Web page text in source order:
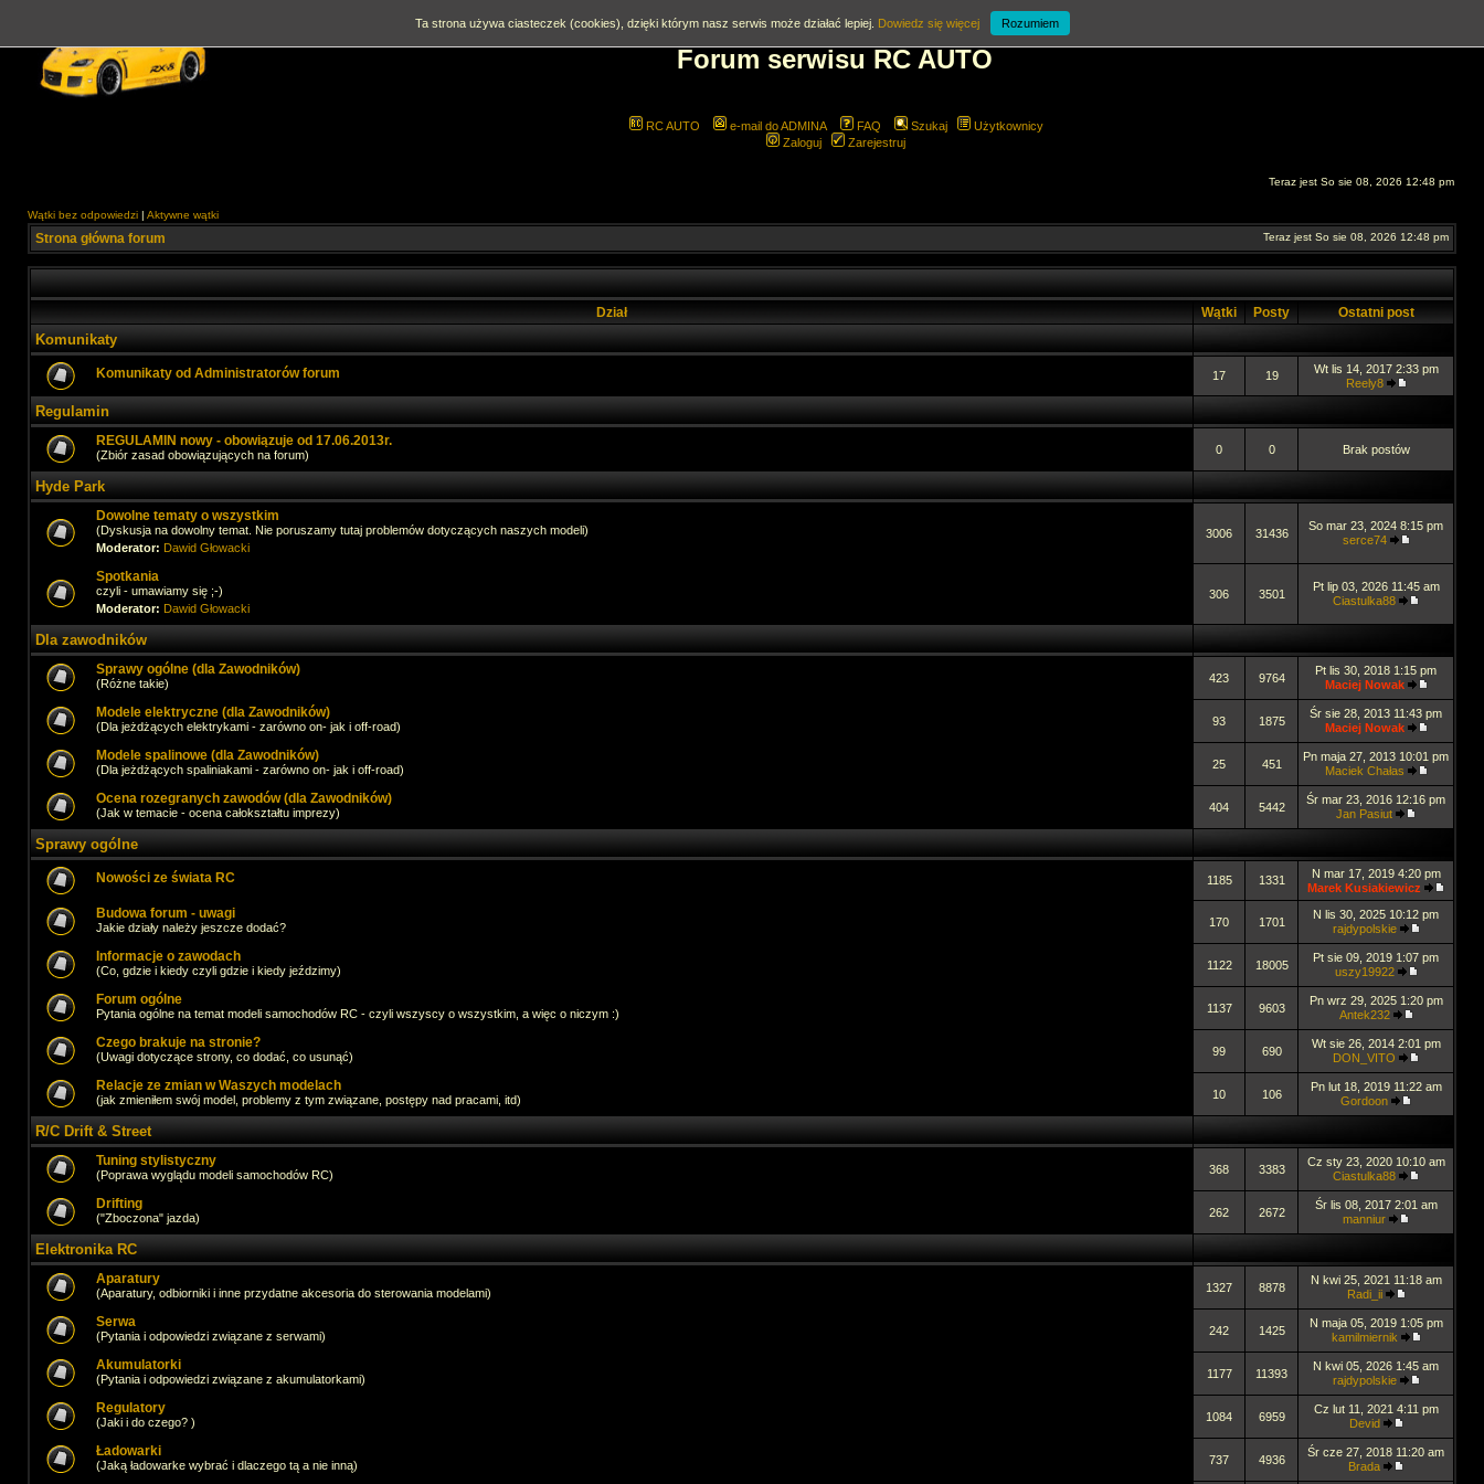
Forum serwisu RC AUTO
RC AUTO e-mail do ADMINA FAQ Szukaj
Użytkownicy
Zaloguj
Zarejestruj
Teraz jest So sie 08, 2026 12:48 pm
Wątki bez odpowiedzi | Aktywne wątki
Strona główna forum Teraz jest So sie 08, 2026 12:48 pm
Dział Wątki Posty Ostatni post
Komunikaty
Komunikaty od Administratorów forum 17 19
Wt lis 14, 2017 2:33 pm
Reely8
Regulamin
REGULAMIN nowy - obowiązuje od 17.06.2013r.
(Zbiór zasad obowiązujących na forum) 0 0 Brak postów
Hyde Park
Dowolne tematy o wszystkim
(Dyskusja na dowolny temat. Nie poruszamy tutaj problemów dotyczących naszych modeli)
Moderator: Dawid Głowacki
3006 31436
So mar 23, 2024 8:15 pm
serce74
Spotkania
czyli - umawiamy się ;-)
Moderator: Dawid Głowacki
306 3501
Pt lip 03, 2026 11:45 am
Ciastulka88
Dla zawodników
Sprawy ogólne (dla Zawodników)
(Różne takie) 423 9764
Pt lis 30, 2018 1:15 pm
Maciej Nowak
Modele elektryczne (dla Zawodników)
(Dla jeżdżących elektrykami - zarówno on- jak i off-road) 93 1875
Śr sie 28, 2013 11:43 pm
Maciej Nowak
Modele spalinowe (dla Zawodników)
(Dla jeżdżących spaliniakami - zarówno on- jak i off-road) 25 451
Pn maja 27, 2013 10:01 pm
Maciek Chałas
Ocena rozegranych zawodów (dla Zawodników)
(Jak w temacie - ocena całokształtu imprezy) 404 5442
Śr mar 23, 2016 12:16 pm
Jan Pasiut
Sprawy ogólne
Nowości ze świata RC 1185 1331
N mar 17, 2019 4:20 pm
Marek Kusiakiewicz
Budowa forum - uwagi
Jakie działy należy jeszcze dodać? 170 1701
N lis 30, 2025 10:12 pm
rajdypolskie
Informacje o zawodach
(Co, gdzie i kiedy czyli gdzie i kiedy jeździmy) 1122 18005
Pt sie 09, 2019 1:07 pm
uszy19922
Forum ogólne
Pytania ogólne na temat modeli samochodów RC - czyli wszyscy o wszystkim, a więc o niczym :) 1137 9603
Pn wrz 29, 2025 1:20 pm
Antek232
Czego brakuje na stronie?
(Uwagi dotyczące strony, co dodać, co usunąć) 99 690
Wt sie 26, 2014 2:01 pm
DON_VITO
Relacje ze zmian w Waszych modelach
(jak zmieniłem swój model, problemy z tym związane, postępy nad pracami, itd) 10 106
Pn lut 18, 2019 11:22 am
Gordoon
R/C Drift & Street
Tuning stylistyczny
(Poprawa wyglądu modeli samochodów RC) 368 3383
Cz sty 23, 2020 10:10 am
Ciastulka88
Drifting
("Zboczona" jazda) 262 2672
Śr lis 08, 2017 2:01 am
manniur
Elektronika RC
Aparatury
(Aparatury, odbiorniki i inne przydatne akcesoria do sterowania modelami) 1327 8878
N kwi 25, 2021 11:18 am
Radi_ii
Serwa
(Pytania i odpowiedzi związane z serwami) 242 1425
N maja 05, 2019 1:05 pm
kamilmiernik
Akumulatorki
(Pytania i odpowiedzi związane z akumulatorkami) 1177 11393
N kwi 05, 2026 1:45 am
rajdypolskie
Regulatory
(Jaki i do czego? ) 1084 6959
Cz lut 11, 2021 4:11 pm
Devid
Ładowarki
(Jaką ładowarke wybrać i dlaczego tą a nie inną) 737 4936
Śr cze 27, 2018 11:20 am
Brada
Ta strona używa ciasteczek (cookies), dzięki którym nasz serwis może działać lepiej. Dowiedz się więcej Rozumiem